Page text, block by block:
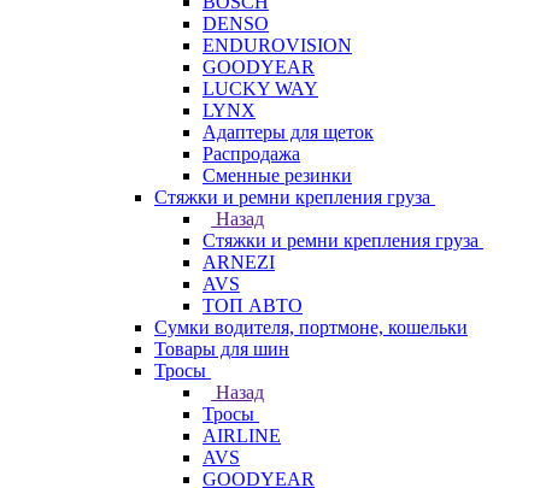
DENSO
ENDUROVISION
GOODYEAR
LUCKY WAY
LYNX
Адаптеры для щеток
Распродажа
Сменные резинки
Стяжки и ремни крепления груза
Назад
Стяжки и ремни крепления груза
ARNEZI
AVS
ТОП АВТО
Сумки водителя, портмоне, кошельки
Товары для шин
Тросы
Назад
Тросы
AIRLINE
AVS
GOODYEAR